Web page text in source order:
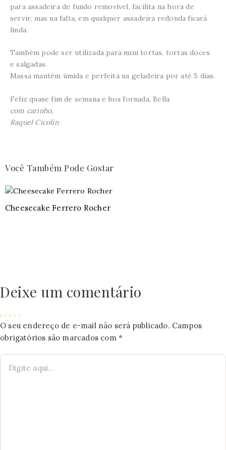
para assadeira de fundo removível, facilita na hora de
servir, mas na falta, em qualquer assadeira redonda ficará
linda.
Também pode ser utilizada para mini tortas, tortas doces
e salgadas.
Massa mantém úmida e perfeita na geladeira por até 5 dias.
Feliz quase fim de semana e boa fornada, Bella
com carinho,
Raquel Cicolin
Você Também Pode Gostar
Cheesecake Ferrero Rocher
Deixe um comentário
O seu endereço de e-mail não será publicado. Campos
obrigatórios são marcados com *
Digite
aqui...